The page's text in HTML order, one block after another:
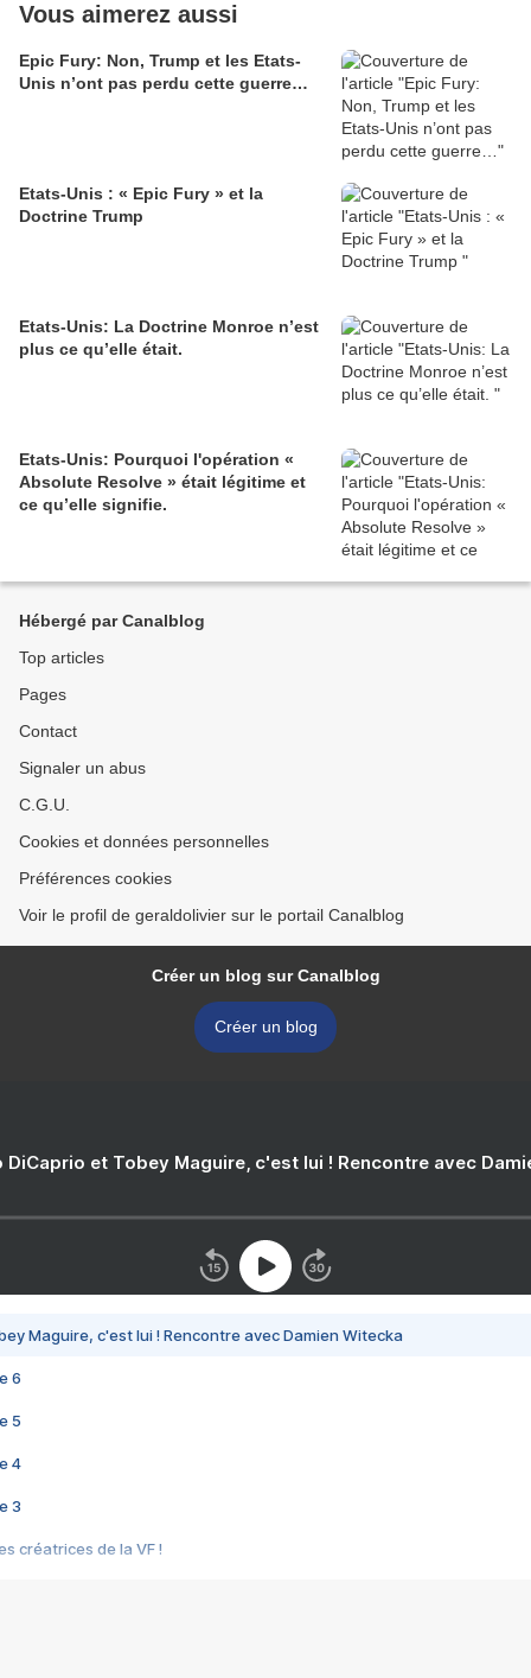
Vous aimerez aussi
Epic Fury: Non, Trump et les Etats-
Unis n’ont pas perdu cette guerre…
Etats-Unis : « Epic Fury » et la
Doctrine Trump
Etats-Unis: La Doctrine Monroe n’est
plus ce qu’elle était.
Etats-Unis: Pourquoi l'opération «
Absolute Resolve » était légitime et
ce qu’elle signifie.
Hébergé par Canalblog
Top articles
Pages
Contact
Signaler un abus
C.G.U.
Cookies et données personnelles
Préférences cookies
Voir le profil de geraldolivier sur le portail Canalblog
Créer un blog sur Canalblog
Créer un blog
DiCaprio et Tobey Maguire, c'est lui ! Rencontre avec
Maguire, c'est lui ! Rencontre avec Damien Witecka
6
5
4
3
créatrices de la VF !